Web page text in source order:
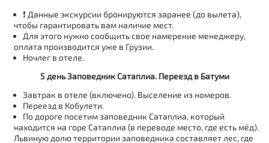
❗ Данные экскурсии бронируются заранее (до вылета),
чтобы гарантировать вам наличие мест.
Для этого нужно сообщить свое намерение менеджеру,
оплата производится уже в Грузии.
Ночлег в отеле.
5 день Заповедник Сатаплиа. Переезд в Батуми
Завтрак в отеле (включено). Выселение из номеров.
Переезд в Кобулети.
По дороге посетим заповедник Сатаплиа, который
находится на горе Сатаплиа (в переводе место, где есть мёд).
Львиную долю территории заповедника составляет лес, где